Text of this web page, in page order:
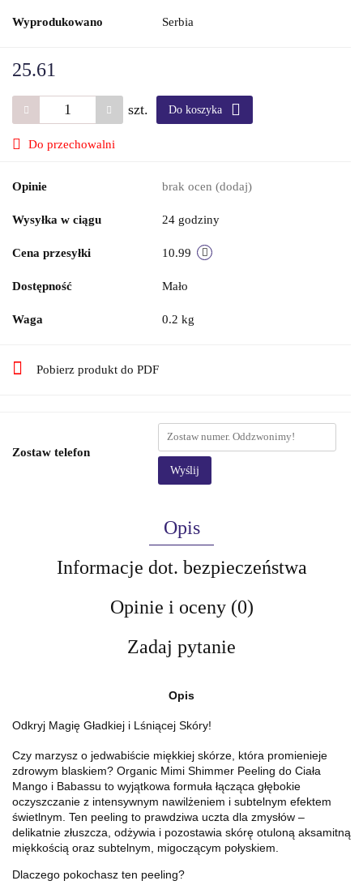
Wyprodukowano Serbia
25.61
szt. Do koszyka
Do przechowalni
Opinie brak ocen (dodaj)
Wysyłka w ciągu 24 godziny
Cena przesyłki 10.99
Dostępność Mało
Waga 0.2 kg
Pobierz produkt do PDF
Zostaw telefon
Wyślij
Opis
Informacje dot. bezpieczeństwa
Opinie i oceny (0)
Zadaj pytanie
Opis
Odkryj Magię Gładkiej i Lśniącej Skóry!
Czy marzysz o jedwabiście miękkiej skórze, która promienieje
zdrowym blaskiem? Organic Mimi Shimmer Peeling do Ciała
Mango i Babassu to wyjątkowa formuła łącząca głębokie
oczyszczanie z intensywnym nawilżeniem i subtelnym efektem
świetlnym. Ten peeling to prawdziwa uczta dla zmysłów –
delikatnie złuszcza, odżywia i pozostawia skórę otuloną aksamitną
miękkością oraz subtelnym, migoczącym połyskiem.
Dlaczego pokochasz ten peeling?